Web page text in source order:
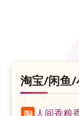
淘宝/闲鱼/
人间香粮